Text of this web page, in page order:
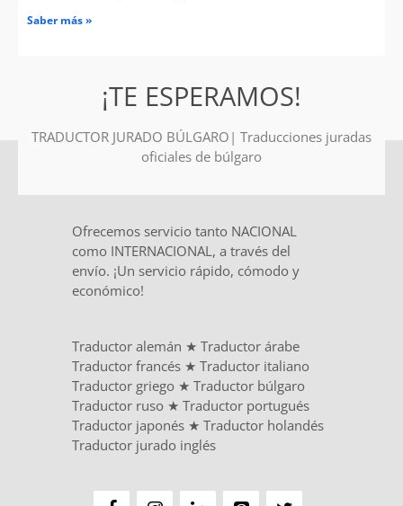
Saber más »
¡TE ESPERAMOS!
TRADUCTOR JURADO BÚLGARO| Traducciones juradas
oficiales de búlgaro
Ofrecemos servicio tanto NACIONAL
como INTERNACIONAL, a través del
envío. ¡Un servicio rápido, cómodo y
económico!
Traductor alemán ★ Traductor árabe
Traductor francés ★ Traductor italiano
Traductor griego ★ Traductor búlgaro
Traductor ruso ★ Traductor portugués
Traductor japonés ★ Traductor holandés
Traductor jurado inglés